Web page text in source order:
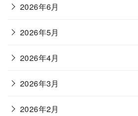
2026年6月
2026年5月
2026年4月
2026年3月
2026年2月